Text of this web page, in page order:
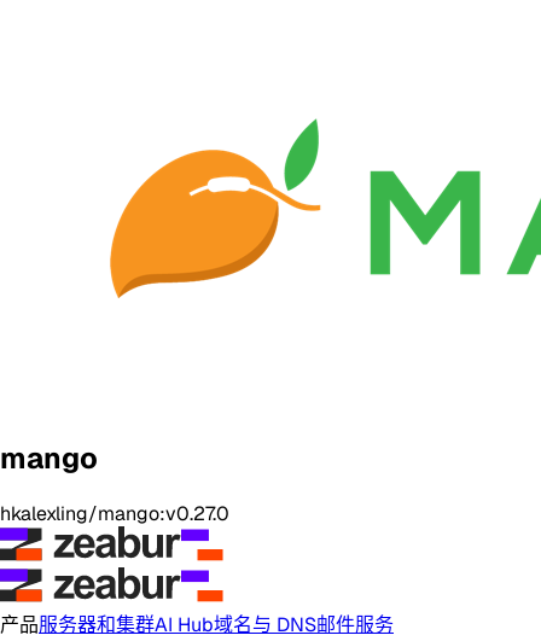
mango
hkalexling/mango:v0.27.0
产品服务器和集群AI Hub域名与 DNS邮件服务